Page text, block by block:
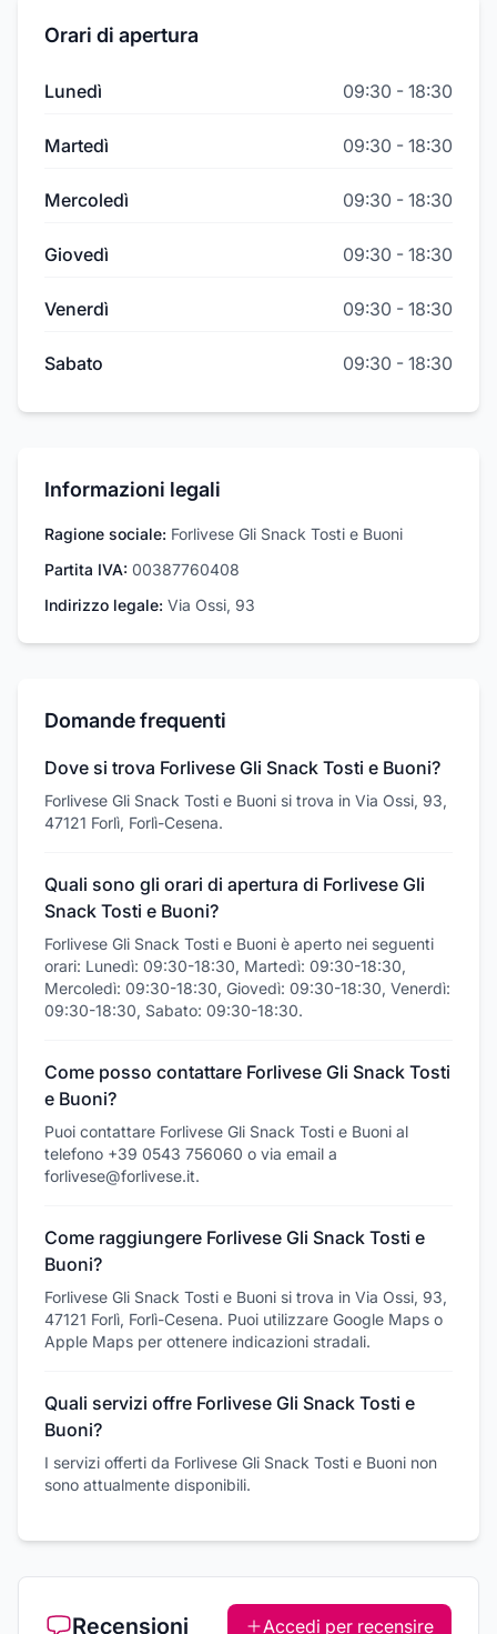
Orari di apertura
Lunedì 09:30 - 18:30
Martedì 09:30 - 18:30
Mercoledì 09:30 - 18:30
Giovedì 09:30 - 18:30
Venerdì 09:30 - 18:30
Sabato 09:30 - 18:30
Informazioni legali
Ragione sociale: Forlivese Gli Snack Tosti e Buoni
Partita IVA: 00387760408
Indirizzo legale: Via Ossi, 93
Domande frequenti
Dove si trova Forlivese Gli Snack Tosti e Buoni?
Forlivese Gli Snack Tosti e Buoni si trova in Via Ossi, 93,
47121 Forlì, Forlì-Cesena.
Quali sono gli orari di apertura di Forlivese Gli
Snack Tosti e Buoni?
Forlivese Gli Snack Tosti e Buoni è aperto nei seguenti
orari: Lunedì: 09:30-18:30, Martedì: 09:30-18:30,
Mercoledì: 09:30-18:30, Giovedì: 09:30-18:30, Venerdì:
09:30-18:30, Sabato: 09:30-18:30.
Come posso contattare Forlivese Gli Snack Tosti
e Buoni?
Puoi contattare Forlivese Gli Snack Tosti e Buoni al
telefono +39 0543 756060 o via email a
forlivese@forlivese.it.
Come raggiungere Forlivese Gli Snack Tosti e
Buoni?
Forlivese Gli Snack Tosti e Buoni si trova in Via Ossi, 93,
47121 Forlì, Forlì-Cesena. Puoi utilizzare Google Maps o
Apple Maps per ottenere indicazioni stradali.
Quali servizi offre Forlivese Gli Snack Tosti e
Buoni?
I servizi offerti da Forlivese Gli Snack Tosti e Buoni non
sono attualmente disponibili.
Recensioni Accedi per recensire